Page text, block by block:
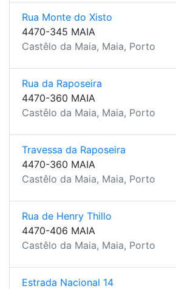
Rua Monte do Xisto
4470-345 MAIA
Castêlo da Maia, Maia, Porto
Rua da Raposeira
4470-360 MAIA
Castêlo da Maia, Maia, Porto
Travessa da Raposeira
4470-360 MAIA
Castêlo da Maia, Maia, Porto
Rua de Henry Thillo
4470-406 MAIA
Castêlo da Maia, Maia, Porto
Estrada Nacional 14